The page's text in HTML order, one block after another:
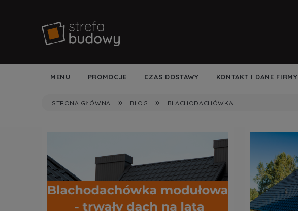
MENU PROMOCJE CZAS DOSTAWY KONTAKT I DANE FIRMY
STRONA GŁÓWNA » BLOG » BLACHODACHÓWKA